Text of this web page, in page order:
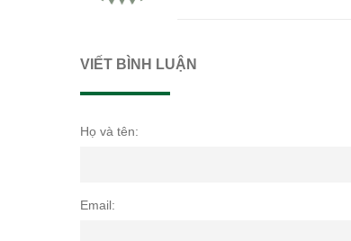
VIẾT BÌNH LUẬN
Họ và tên:
Email: